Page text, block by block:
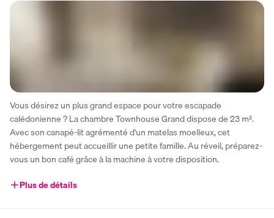
Vous désirez un plus grand espace pour votre escapade
calédonienne ? La chambre Townhouse Grand dispose de 23 m².
Avec son canapé-lit agrémenté d'un matelas moelleux, cet
hébergement peut accueillir une petite famille. Au réveil, préparez-
vous un bon café grâce à la machine à votre disposition.
Plus de détails